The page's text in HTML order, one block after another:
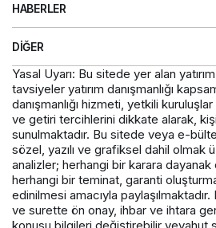
HABERLER
DIĞER
Yasal Uyarı: Bu sitede yer alan
tavsiyeler yatırım danışmanlığı
danışmanlığı hizmeti, yetkili
ve getiri tercihlerini dikkate alarak,
sunulmaktadır. Bu sitede veya e-
sözel, yazılı ve grafiksel dahil olmak
analizler; herhangi bir karara dayanak
herhangi bir teminat, garanti
edinilmesi amacıyla
ve surette ön onay, ihbar ve ihtara